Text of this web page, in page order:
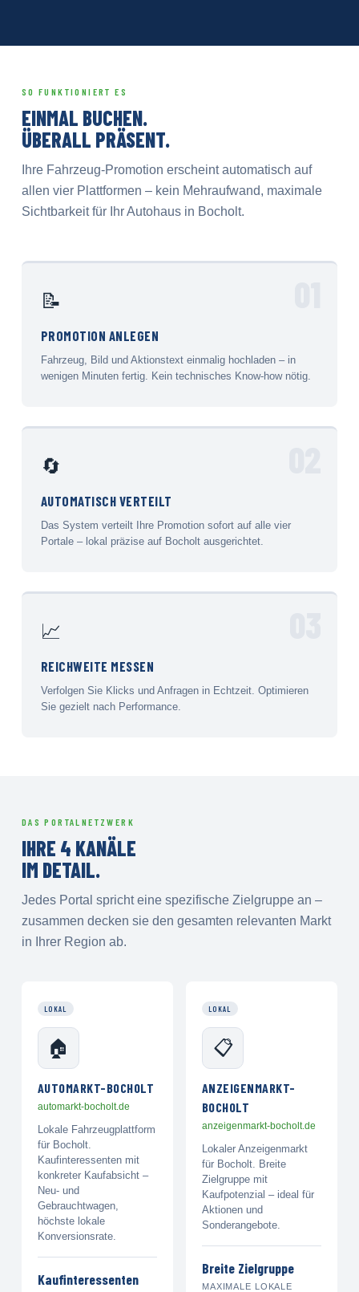
SO FUNKTIONIERT ES
EINMAL BUCHEN.
ÜBERALL PRÄSENT.
Ihre Fahrzeug-Promotion erscheint automatisch auf
allen vier Plattformen – kein Mehraufwand, maximale
Sichtbarkeit für Ihr Autohaus in Bocholt.
📝
PROMOTION ANLEGEN
Fahrzeug, Bild und Aktionstext einmalig hochladen – in
wenigen Minuten fertig. Kein technisches Know-how nötig.
🔄
AUTOMATISCH VERTEILT
Das System verteilt Ihre Promotion sofort auf alle vier
Portale – lokal präzise auf Bocholt ausgerichtet.
📈
REICHWEITE MESSEN
Verfolgen Sie Klicks und Anfragen in Echtzeit. Optimieren
Sie gezielt nach Performance.
DAS PORTALNETZWERK
IHRE 4 KANÄLE
IM DETAIL.
Jedes Portal spricht eine spezifische Zielgruppe an –
zusammen decken sie den gesamten relevanten Markt
in Ihrer Region ab.
LOKAL
🏠
AUTOMARKT-BOCHOLT
automarkt-bocholt.de
Lokale Fahrzeugplattform
für Bocholt.
Kaufinteressenten mit
konkreter Kaufabsicht –
Neu- und
Gebrauchtwagen,
höchste lokale
Konversionsrate.
Kaufinteressenten
LOKAL
📋
ANZEIGENMARKT-
BOCHOLT
anzeigenmarkt-bocholt.de
Lokaler Anzeigenmarkt
für Bocholt. Breite
Zielgruppe mit
Kaufpotenzial – ideal für
Aktionen und
Sonderangebote.
Breite Zielgruppe
MAXIMALE LOKALE